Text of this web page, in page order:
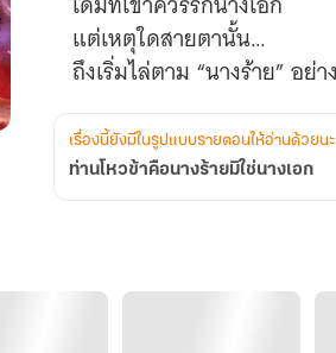
แต่เหตุใดสายตานั้น…
เรื่องนี้ยังมีในรูปแบบรายตอนให้อ่านด้วยนะ
ท่านโหวข้าคือนางร้ายมิใช่นางเอก